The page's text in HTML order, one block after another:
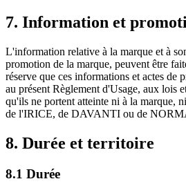
7. Information et
L'information relative à la marque et à
promotion de la marque, peuvent être
réserve que ces informations et actes de
au présent Règlement d'Usage, aux lois
qu'ils ne portent atteinte ni à la marque,
de l'IRICE, de DAVANTI ou de
8. Durée et territoire
8.1 Durée